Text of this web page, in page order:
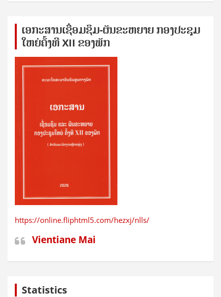
ເອກ​ະ​ສານ​ເຊ​ື່ອມ​ຊ​ຶມ-ຜັນ​ຂະ​ຫ​ຍາຍ ກອງ​ປະ​ຊຸມ​
ໃຫຍ່​ຄັ້ງ​ທີ XII ຂອງ​ພັກ
https://online.fliphtml5.com/hezxj/nlls/
Vientiane Mai
Statistics